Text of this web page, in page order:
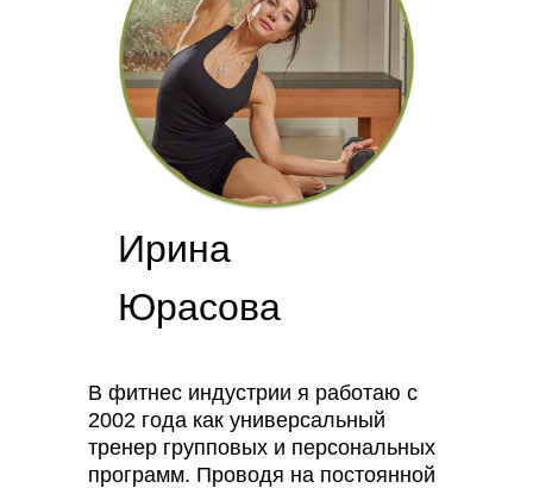
Ирина
Юрасова
В фитнес индустрии я работаю с
2002 года как универсальный
тренер групповых и персональных
программ. Проводя на постоянной